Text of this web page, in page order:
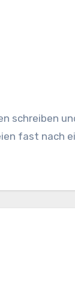
schreiben
fast nach